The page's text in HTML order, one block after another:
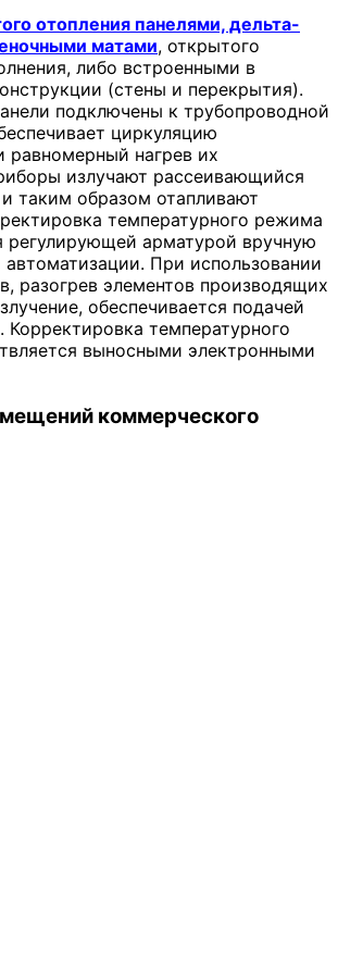
отопления панелями, дельта-
матами, открытого
либо встроенными в
(стены и перекрытия).
подключены к трубопроводной
циркуляцию
равномерный нагрев их
излучают рассеивающийся
таким образом отапливают
температурного режима
регулирующей арматурой вручную
При использовании
разогрев элементов производящих
обеспечивается подачей
Корректировка температурного
выносными электронными
коммерческого